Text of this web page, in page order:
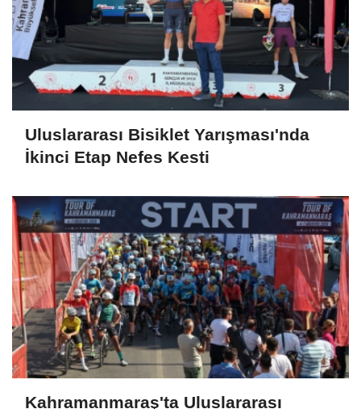
Uluslararası Bisiklet Yarışması'nda
İkinci Etap Nefes Kesti
Kahramanmaraş'ta Uluslararası